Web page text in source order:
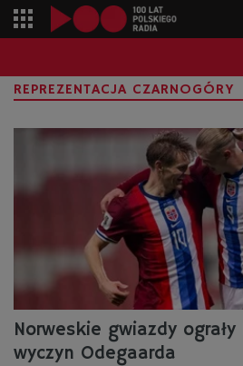
REPREZENTACJA CZARNOGÓRY
Norweskie gwiazdy ograły
wyczyn Odegaarda